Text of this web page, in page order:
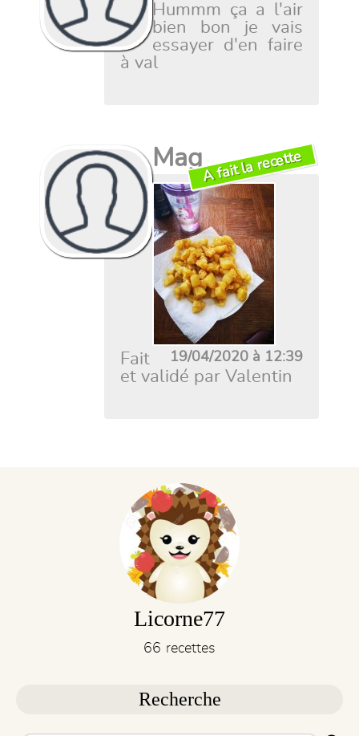
Hummm ça a l'air
bien bon je vais
essayer d'en faire
à val
MagA fait la recette
19/04/2020 à 12:39
Fait
et validé par Valentin
Licorne77
66 recettes
Recherche